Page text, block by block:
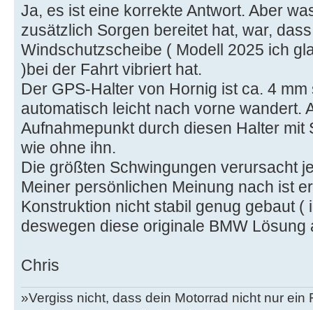
Ja, es ist eine korrekte Antwort. Aber
zusätzlich Sorgen bereitet hat, war,
Windschutzscheibe ( Modell 2025 ich
)bei der Fahrt vibriert hat.
Der GPS-Halter von Hornig ist ca. 4
automatisch leicht nach vorne wandert.
Aufnahmepunkt durch diesen Halter mit
wie ohne ihn.
Die größten Schwingungen verursacht
Meiner persönlichen Meinung nach ist
Konstruktion nicht stabil genug gebaut (
deswegen diese originale BMW Lösung
Chris
»Vergiss nicht, dass dein Motorrad nicht nur